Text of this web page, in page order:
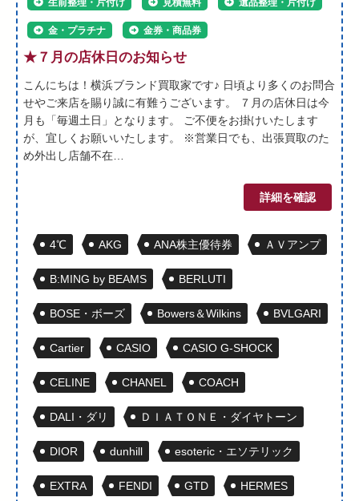
金・プラチナ 金券・商品券
★７月の店休日のお知らせ
こんにちは！横浜ブランド買取家です♪ 日頃より多くのお問合
せやご来店を賜り誠に有難うございます。 ７月の店休日は今
月も「毎週土日」となります。 ご不便をお掛けいたします
が、宜しくお願いいたします。 ※営業日でも、出張買取のた
め外出し店舗不在…
詳細を確認
4℃ AKG ANA株主優待券 ＡＶアンプ
B:MING by BEAMS BERLUTI
BOSE・ボーズ Bowers＆Wilkins BVLGARI
Cartier CASIO CASIO G-SHOCK
CELINE CHANEL COACH
DALI・ダリ ＤＩＡＴＯＮＥ・ダイヤトーン
DIOR dunhill esoteric・エソテリック
EXTRA FENDI GTD HERMES